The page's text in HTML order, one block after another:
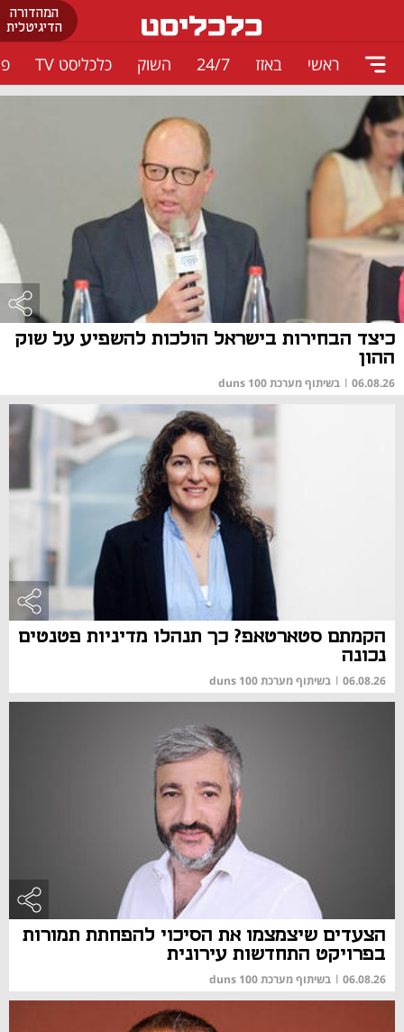
המהדורה
הדיגיטלית
ראשי באזז 24/7 השוק כלכליסט TV
כיצד הבחירות בישראל הולכות להשפיע על שוק
ההון
06.08.26
| בשיתוף מערכת duns 100
הקמתם סטארטאפ? כך תנהלו מדיניות פטנטים
נכונה
06.08.26
| בשיתוף מערכת duns 100
הצעדים שיצמצמו את הסיכוי להפחתת תמורות
בפרויקט התחדשות עירונית
06.08.26
| בשיתוף מערכת duns 100